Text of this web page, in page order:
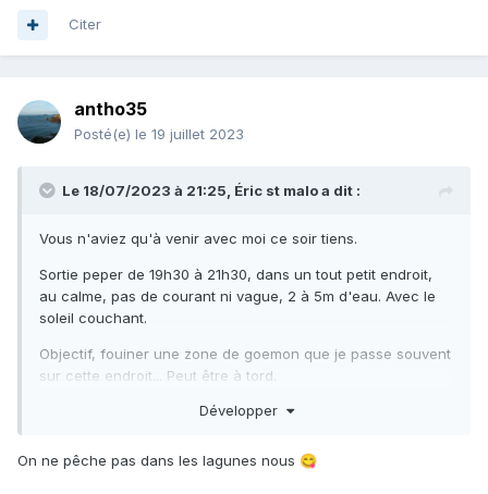
Citer
antho35
Posté(e) le 19 juillet 2023
Le 18/07/2023 à 21:25, Éric st maloa dit :
Vous n'aviez qu'à venir avec moi ce soir tiens.
Sortie peper de 19h30 à 21h30, dans un tout petit endroit,
au calme, pas de courant ni vague, 2 à 5m d'eau. Avec le
soleil couchant.
Objectif, fouiner une zone de goemon que je passe souvent
sur cette endroit... Peut être à tord.
Les premiers agachons me donnerons raison ce soir, les
avait ses frères. Mais pas pu en tiré d'autre comme ça.
Développer
On ne pêche pas dans les lagunes nous 😋